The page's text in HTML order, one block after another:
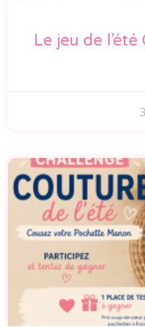
Le jeu de